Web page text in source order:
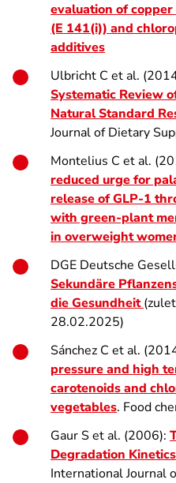
evaluation of
(E 141(i)) and
additives
Ulbricht C et al.
Systematic Review
Natural Standard
Journal of Dietary
Montelius C et al.
reduced urge for
release of GLP-1
with green-plant
in overweight
DGE Deutsche
Sekundäre
die Gesundheit
28.02.2025)
Sánchez C et al.
pressure and high
carotenoids and
vegetables. Food
Gaur S et al. (2006):
Degradation
International Journal